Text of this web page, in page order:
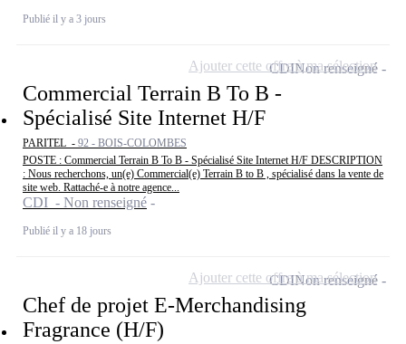
Publié il y a 3 jours
Commercial Terrain B To B -
Spécialisé Site Internet H/F
PARITEL - 92 - BOIS-COLOMBES
POSTE : Commercial Terrain B To B - Spécialisé Site Internet H/F DESCRIPTION
: Nous recherchons, un(e) Commercial(e) Terrain B to B , spécialisé dans la vente de
site web. Rattaché-e à notre agence...
CDI - Non renseigné
Publié il y a 18 jours
CDINon renseigné
Ajouter cette offre à ma sélection
Chef de projet E-Merchandising
Fragrance (H/F)
CDINon renseigné
Ajouter cette offre à ma sélection